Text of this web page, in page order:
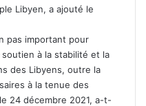
Libyen, a ajouté le
pas important pour
à la stabilité et la
des Libyens, outre la
à la tenue des
24 décembre 2021, a-t-